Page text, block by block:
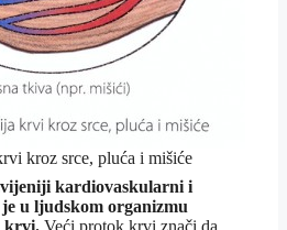
kroz srce, pluća i mišiće
kardiovaskularni i
u ljudskom organizmu
krvi. Veći protok krvi znači da